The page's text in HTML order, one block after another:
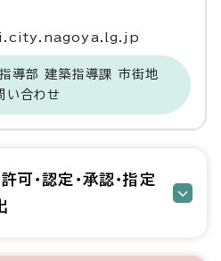
導部 建築指導課 市街地
い合わせ
可・認定・承認・指定